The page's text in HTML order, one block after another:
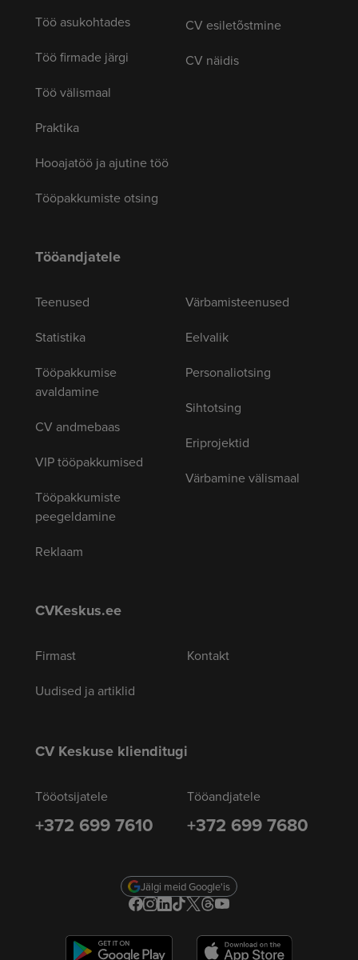
Töö asukohtades
Töö firmade järgi
Töö välismaal
Praktika
Hooajatöö ja ajutine töö
Tööpakkumiste otsing
CV esiletõstmine
CV näidis
Tööandjatele
Teenused
Statistika
Tööpakkumise
avaldamine
CV andmebaas
VIP tööpakkumised
Tööpakkumiste
peegeldamine
Reklaam
Värbamisteenused
Eelvalik
Personaliotsing
Sihtotsing
Eriprojektid
Värbamine välismaal
CVKeskus.ee
Firmast
Uudised ja artiklid
Kontakt
CV Keskuse klienditugi
Tööotsijatele
+372 699 7610
Tööandjatele
+372 699 7680
Jälgi meid Google'is